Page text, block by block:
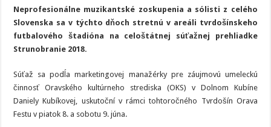
Amatérski
hudobníci
z
Slovenska
zasúťažia
Neprofesionálne muzikantské zoskupenia a sólisti z celého
Slovenska sa v týchto dňoch stretnú v areáli tvrdošínskeho
futbalového štadióna na celoštátnej súťažnej prehliadke
Strunobranie 2018.
Súťaž sa podĺa marketingovej manažérky pre záujmovú umeleckú
činnosť Oravského kultúrneho strediska (OKS) v Dolnom Kubíne
Daniely Kubíkovej, uskutoční v rámci tohtoročného Tvrdošín Orava
Festu v piatok 8. a sobotu 9. júna.